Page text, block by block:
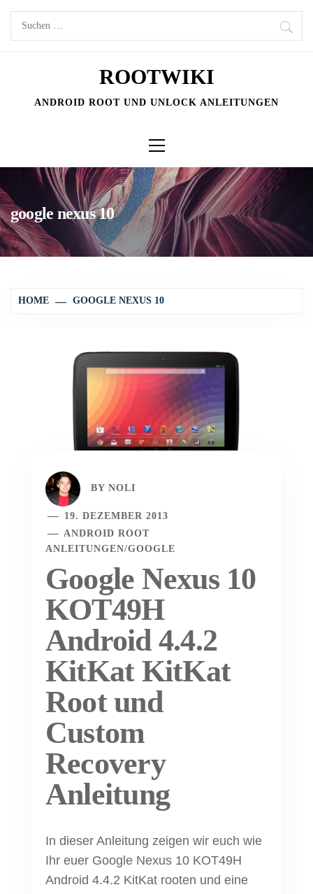
Skip
Suchen
nach:
ROOTWIKI
ANDROID ROOT UND UNLOCK ANLEITUNGEN
Menu
google nexus 10
HOME GOOGLE NEXUS 10
BY NOLI
19. DEZEMBER 2013
ANDROID ROOT
ANLEITUNGEN/GOOGLE
Google Nexus 10
KOT49H
Android 4.4.2
KitKat KitKat
Root und
Custom
Recovery
Anleitung
In dieser Anleitung zeigen wir euch wie
Ihr euer Google Nexus 10 KOT49H
Android 4.4.2 KitKat rooten und eine